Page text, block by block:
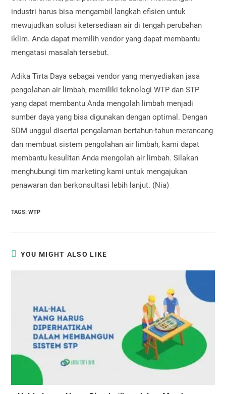
industri harus bisa mengambil langkah efisien untuk
mewujudkan solusi ketersediaan air di tengah perubahan
iklim. Anda dapat memilih vendor yang dapat membantu
mengatasi masalah tersebut.
Adika Tirta Daya sebagai vendor yang menyediakan jasa
pengolahan air limbah, memiliki teknologi WTP dan STP
yang dapat membantu Anda mengolah limbah menjadi
sumber daya yang bisa digunakan dengan optimal. Dengan
SDM unggul disertai pengalaman bertahun-tahun merancang
dan membuat sistem pengolahan air limbah, kami dapat
membantu kesulitan Anda mengolah air limbah. Silakan
menghubungi tim marketing kami untuk mengajukan
penawaran dan berkonsultasi lebih lanjut. (Nia)
TAGS:WTP
YOU MIGHT ALSO LIKE